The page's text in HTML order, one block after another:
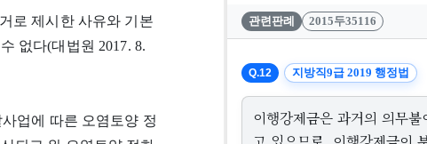
로 제시한 사유와 기본
없다(대법원 2017. 8.
업에 따른 오염토양 정
관련판례 2015두35116
Q.12 지방직9급 2019 행정법
이행강제금은 과거의 의무